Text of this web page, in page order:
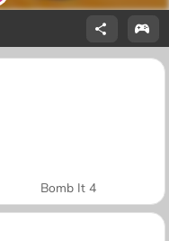
Bomb It 4